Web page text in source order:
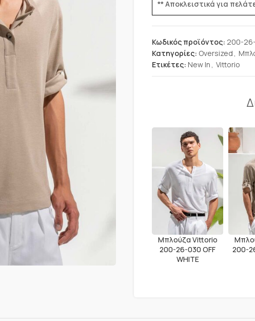
** Αποκλειστικά για
Κωδικός προϊόντος: 200-
Κατηγορίες: Oversized ,
Ετικέτες: New In , Vittorio
Μπλούζα Vittorio
200-26-030 OFF
WHITE
200-